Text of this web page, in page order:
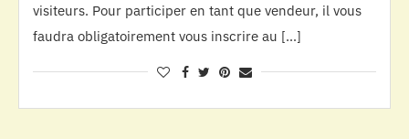
visiteurs. Pour participer en tant que vendeur, il vous
faudra obligatoirement vous inscrire au […]